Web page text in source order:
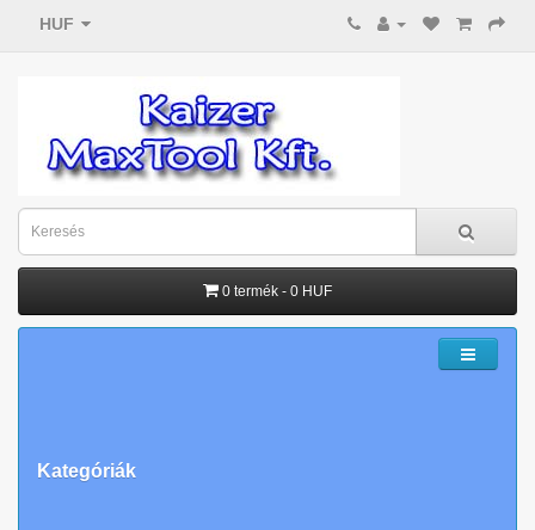
HUF
0 termék - 0 HUF
Kategóriák